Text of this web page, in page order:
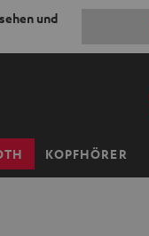
und
KOPFHÖRER